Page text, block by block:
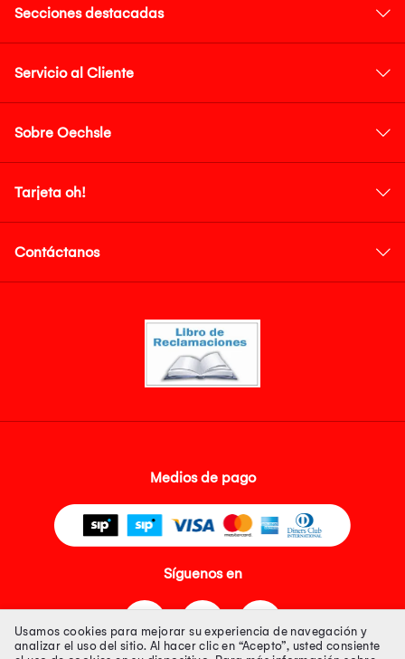
Secciones destacadas
Servicio al Cliente
Sobre Oechsle
Tarjeta oh!
Contáctanos
Medios de pago
Síguenos en
Usamos cookies para mejorar su experiencia de navegación y
analizar el uso del sitio. Al hacer clic en “Acepto”, usted consiente